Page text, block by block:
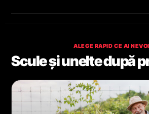
ALEGE RAPID CE AI
Scule și unelte după